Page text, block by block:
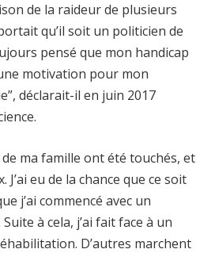
de la raideur de plusieurs
qu’il soit un politicien de
pensé que mon handicap
motivation pour mon
déclarait-il en juin 2017
ma famille ont été touchés, et
J’ai eu de la chance que ce soit
j’ai commencé avec un
à cela, j’ai fait face à un
D’autres marchent